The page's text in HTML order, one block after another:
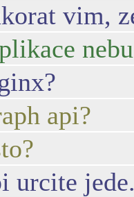
vim,
api?
urcite